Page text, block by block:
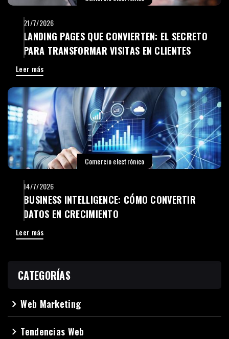
21/7/2026
LANDING PAGES QUE CONVIERTEN: EL SECRETO
PARA TRANSFORMAR VISITAS EN CLIENTES
Leer más
Comercio electrónico
14/7/2026
BUSINESS INTELLIGENCE: CÓMO CONVERTIR
DATOS EN CRECIMIENTO
Leer más
CATEGORÍAS
navigate_nextWeb Marketing
navigate_next Tendencias Web